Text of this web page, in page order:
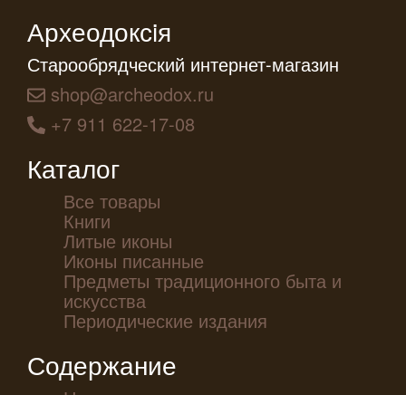
Археодоксiя
Старообрядческий интернет-магазин
shop@archeodox.ru
+7 911 622-17-08
Каталог
Все товары
Книги
Литые иконы
Иконы писанные
Предметы традиционного быта и
искусства
Периодические издания
Содержание